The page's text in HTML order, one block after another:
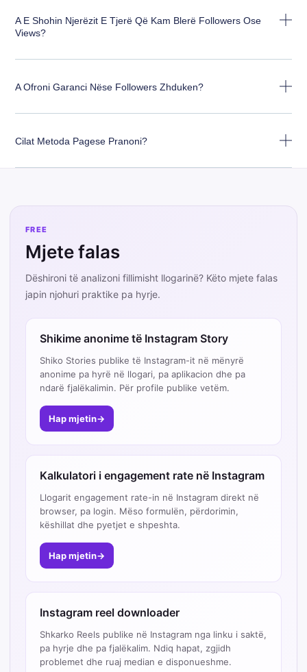
A E Shohin Njerëzit E Tjerë Që Kam Blerë Followers Ose
Views?
A Ofroni Garanci Nëse Followers Zhduken?
Cilat Metoda Pagese Pranoni?
FREE
Mjete falas
Dëshironi të analizoni fillimisht llogarinë? Këto mjete falas
japin njohuri praktike pa hyrje.
Shikime anonime të Instagram Story
Shiko Stories publike të Instagram-it në mënyrë
anonime pa hyrë në llogari, pa aplikacion dhe pa
ndarë fjalëkalimin. Për profile publike vetëm.
Hap mjetin→
Kalkulatori i engagement rate në Instagram
Llogarit engagement rate-in në Instagram direkt në
browser, pa login. Mëso formulën, përdorimin,
këshillat dhe pyetjet e shpeshta.
Hap mjetin→
Instagram reel downloader
Shkarko Reels publike në Instagram nga linku i saktë,
pa hyrje dhe pa fjalëkalim. Ndiq hapat, zgjidh
problemet dhe ruaj median e disponueshme.